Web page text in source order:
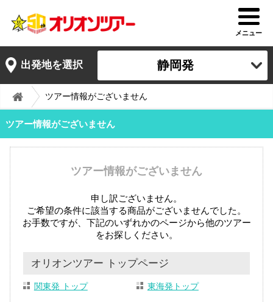
メニュー
出発地を選択 静岡発
ツアー情報がございません
ツアー情報がございません
ツアー情報がございません
申し訳ございません。
ご希望の条件に該当する商品がございませんでした。
お手数ですが、下記のいずれかのページから他のツアー
をお探しください。
オリオンツアー トップページ
関東発 トップ 東海発トップ